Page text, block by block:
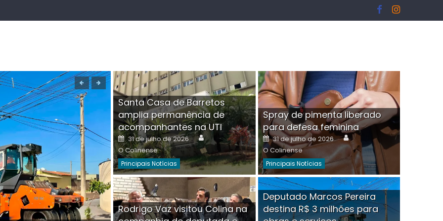
Boutique na Av. Ângelo Martins Tristão é
invadida por criminoso mascarado
Santa Casa de Barretos
amplia permanência de
acompanhantes na UTI
Posted
on
31 de julho de 2026 Author
O Colinense
Principais Notícias
Spray de pimenta liberado
para defesa feminina
Posted
on
31 de julho de 2026 Author
O Colinense
Principais Notícias
Rodrigo Vaz visitou Colina na
Deputado Marcos Pereira
destina R$ 3 milhões para